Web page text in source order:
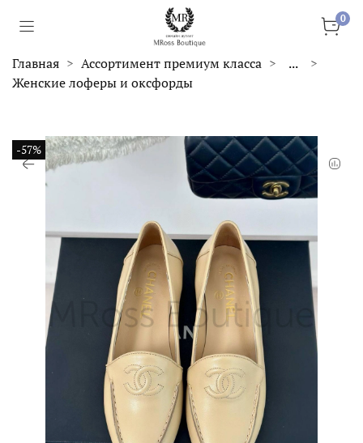
0
Главная Ассортимент премиум класса
...
Женские лоферы и оксфорды
-57%